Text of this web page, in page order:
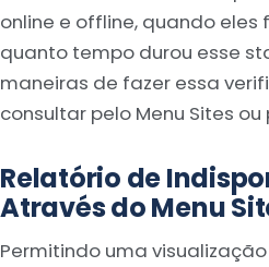
online e offline, quando
quanto tempo durou esse
maneiras de fazer essa
consultar pelo Menu Sites
Relatório de
Através do Menu
Permitindo uma